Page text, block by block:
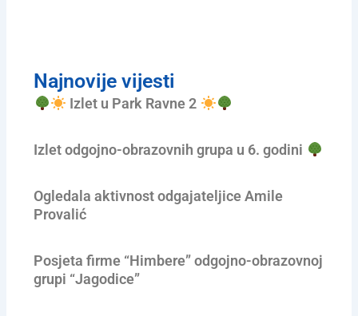
Najnovije vijesti
Izlet u Park Ravne 2
Izlet odgojno-obrazovnih grupa u 6. godini
Ogledala aktivnost odgajateljice Amile
Provalić
Posjeta firme “Himbere” odgojno-obrazovnoj
grupi “Jagodice”